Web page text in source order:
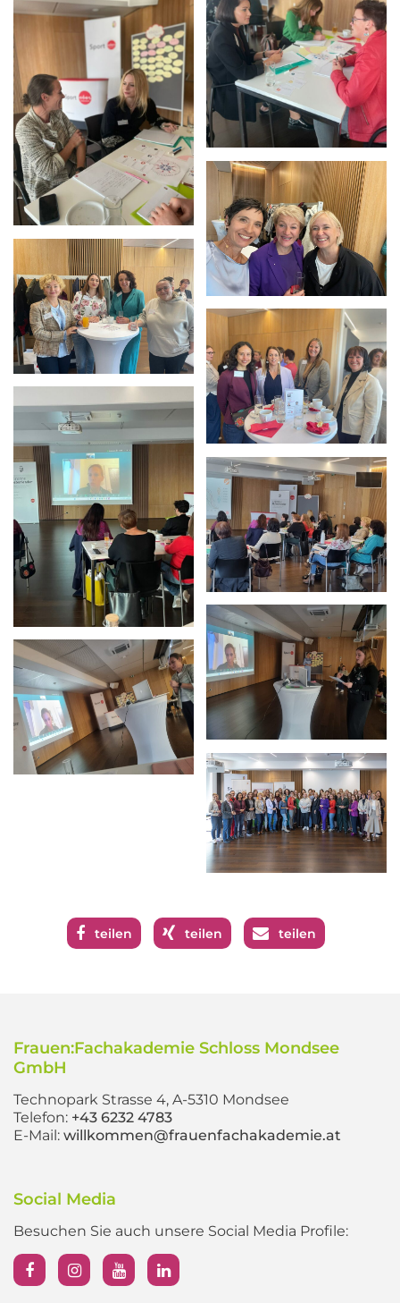
teilen teilen teilen
Frauen:Fachakademie Schloss Mondsee
GmbH
Technopark Strasse 4, A-5310 Mondsee
Telefon: +43 6232 4783
E-Mail: willkommen@frauenfachakademie.at
Social Media
Besuchen Sie auch unsere Social Media Profile: